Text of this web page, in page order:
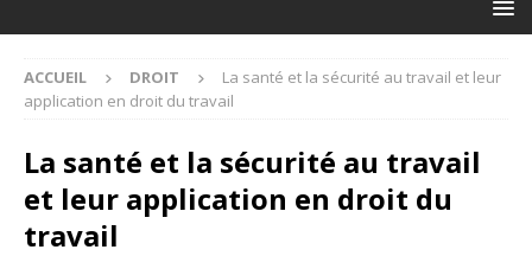
ACCUEIL DROIT
La santé et la sécurité au travail et leur
application en droit du travail
La santé et la sécurité au travail
et leur application en droit du
travail